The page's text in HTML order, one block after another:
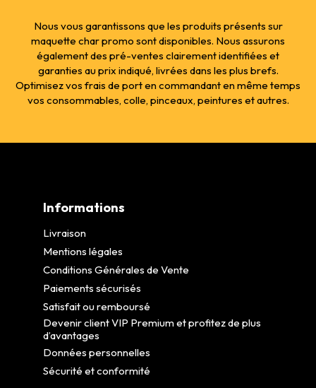
Nous vous garantissons que les produits présents sur
maquette char promo sont disponibles. Nous assurons
également des pré-ventes clairement identifiées et
garanties au prix indiqué, livrées dans les plus brefs.
Optimisez vos frais de port en commandant en même temps
vos consommables, colle, pinceaux, peintures et autres.
Informations
Livraison
Mentions légales
Conditions Générales de Vente
Paiements sécurisés
Satisfait ou remboursé
Devenir client VIP Premium et profitez de plus
d’avantages
Données personnelles
Sécurité et conformité